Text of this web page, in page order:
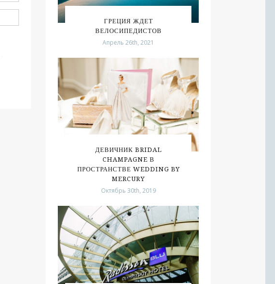
ГРЕЦИЯ ЖДЕТ
ВЕЛОСИПЕДИСТОВ
Апрель 26th, 2021
ДЕВИЧНИК BRIDAL
CHAMPAGNE В
ПРОСТРАНСТВЕ WEDDING BY
MERCURY
Октябрь 30th, 2019